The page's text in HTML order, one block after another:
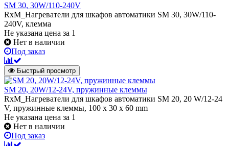
SМ 30, 30W/110-240V
RxM_Нагреватели для шкафов автоматики SМ 30, 30W/110-
240V, клемма
Не указана цена за 1
Нет в наличии
Под заказ
Быстрый просмотр
SM 20, 20W/12-24V, пружинные клеммы
RxM_Нагреватели для шкафов автоматики SM 20, 20 W/12-24
V, пружинные клеммы, 100 x 30 x 60 mm
Не указана цена за 1
Нет в наличии
Под заказ